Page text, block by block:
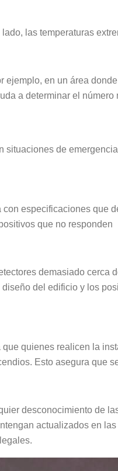
las temperaturas
ejemplo, en un área
a determinar el número
situaciones de
especificaciones que
que no responden
demasiado cerca
del edificio y los
quienes realicen la
Esto asegura que
desconocimiento de
actualizados en